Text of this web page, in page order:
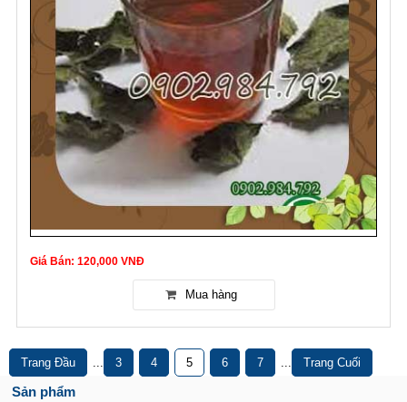
Giá Bán: 120,000 VNĐ
Trang Đầu ... 3 4 5 6 7 ... Trang Cuối
Sản phẩm